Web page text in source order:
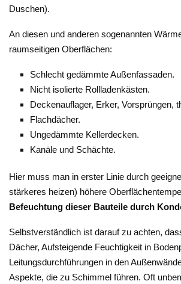
Duschen).
An diesen und anderen sogenannten
raumseitigen Oberflächen:
Schlecht gedämmte Außenfassaden.
Nicht isolierte Rollladenkästen.
Deckenauflager, Erker, Vorsprüngen,
Flachdächer.
Ungedämmte Kellerdecken.
Kanäle und Schächte.
Hier muss man in erster Linie durch
stärkeres heizen) höhere
Befeuchtung dieser Bauteile durch
Selbstverständlich ist darauf zu achten,
Dächer, Aufsteigende Feuchtigkeit in
Leitungsdurchführungen in den
Aspekte, die zu Schimmel führen. Oft